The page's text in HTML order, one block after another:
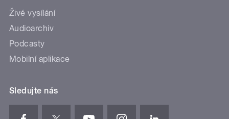
Živé vysílání
Audioarchiv
Podcasty
Mobilní aplikace
Sledujte nás